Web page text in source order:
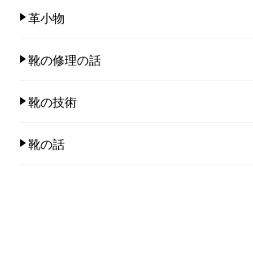
革小物
靴の修理の話
靴の技術
靴の話